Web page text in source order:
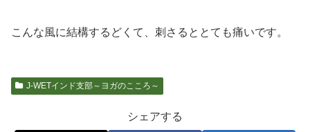
こんな風に結構するどくて、刺さるととても痛いです。
J-WETインド支部～ヨガのこころ～
シェアする